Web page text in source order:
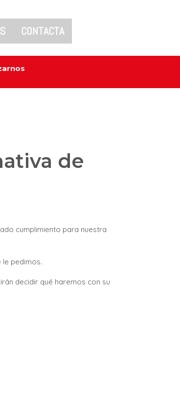
CONTACTA
de
cumplimiento para nuestra
pedimos.
decidir qué haremos con su